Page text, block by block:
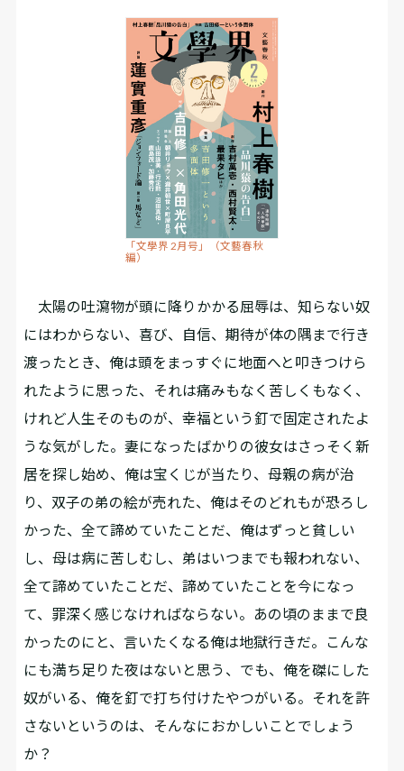
「文學界 2月号」（文藝春秋
編）
太陽の吐瀉物が頭に降りかかる屈辱は、知らない奴
にはわからない、喜び、自信、期待が体の隅まで行き
渡ったとき、俺は頭をまっすぐに地面へと叩きつけら
れたように思った、それは痛みもなく苦しくもなく、
けれど人生そのものが、幸福という釘で固定されたよ
うな気がした。妻になったばかりの彼女はさっそく新
居を探し始め、俺は宝くじが当たり、母親の病が治
り、双子の弟の絵が売れた、俺はそのどれもが恐ろし
かった、全て諦めていたことだ、俺はずっと貧しい
し、母は病に苦しむし、弟はいつまでも報われない、
全て諦めていたことだ、諦めていたことを今になっ
て、罪深く感じなければならない。あの頃のままで良
かったのにと、言いたくなる俺は地獄行きだ。こんな
にも満ち足りた夜はないと思う、でも、俺を磔にした
奴がいる、俺を釘で打ち付けたやつがいる。それを許
さないというのは、そんなにおかしいことでしょう
か？